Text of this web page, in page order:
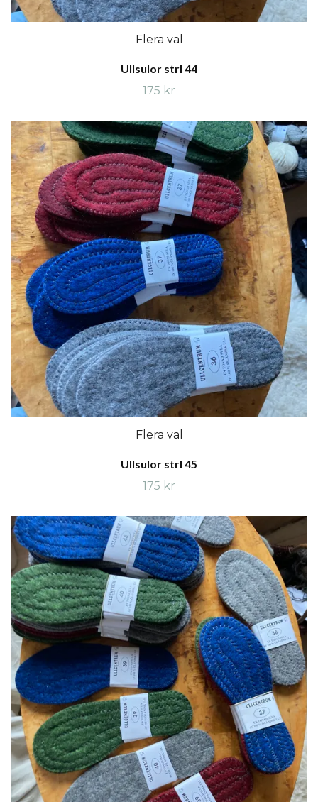
Flera val
Ullsulor strl 44
175 kr
Flera val
Ullsulor strl 45
175 kr